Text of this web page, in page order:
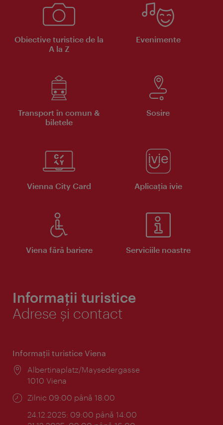
Obiective turistice de la
A la Z
Evenimente
Transport în comun &
biletele
Sosire
Vienna City Card Aplicaţia ivie
Viena fără bariere Serviciile noastre
Informații turistice
Adrese și contact
Informaţii turistice Viena
Locul:
Albertinaplatz/Maysedergasse
1010 Viena
Program:
Zilnic 09:00 până 18:00
24.12.2025: 09:00 până 14:00